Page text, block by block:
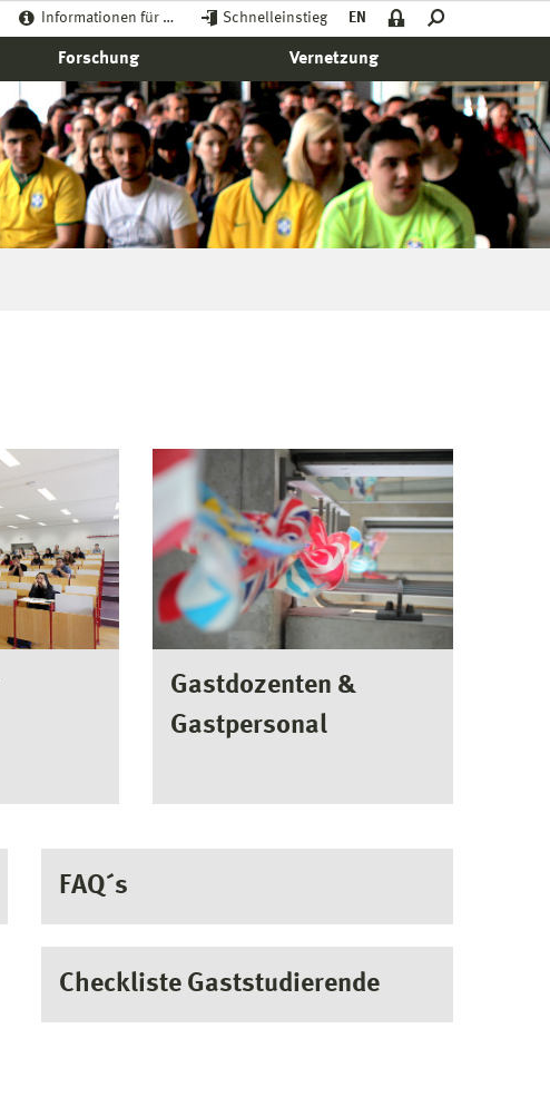
Informationen für … Schnelleinstieg EN
Forschung Vernetzung
Gastdozenten &
Gastpersonal
FAQ´s
Checkliste Gaststudierende